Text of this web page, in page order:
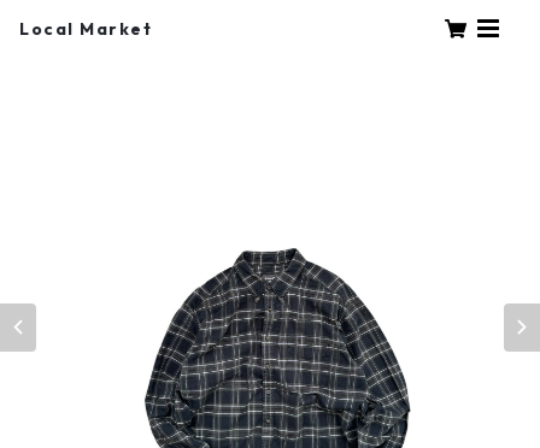
Local Market